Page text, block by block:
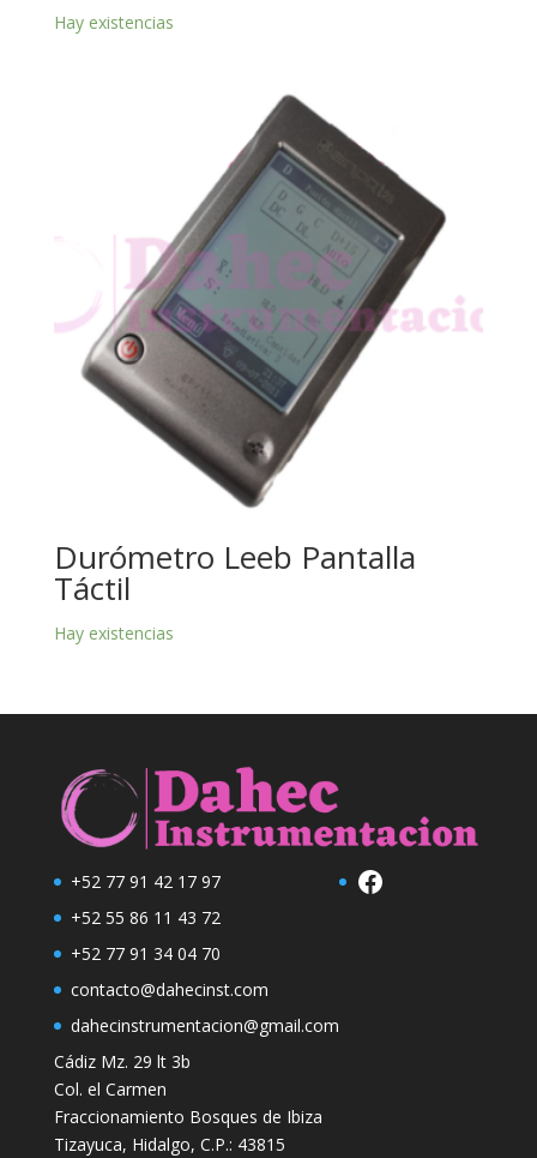
Hay existencias
Durómetro Leeb Pantalla
Táctil
Hay existencias
+52 77 91 42 17 97
+52 55 86 11 43 72
+52 77 91 34 04 70
contacto@dahecinst.com
dahecinstrumentacion@gmail.com
Facebook
Cádiz Mz. 29 lt 3b
Col. el Carmen
Fraccionamiento Bosques de Ibiza
Tizayuca, Hidalgo, C.P.: 43815